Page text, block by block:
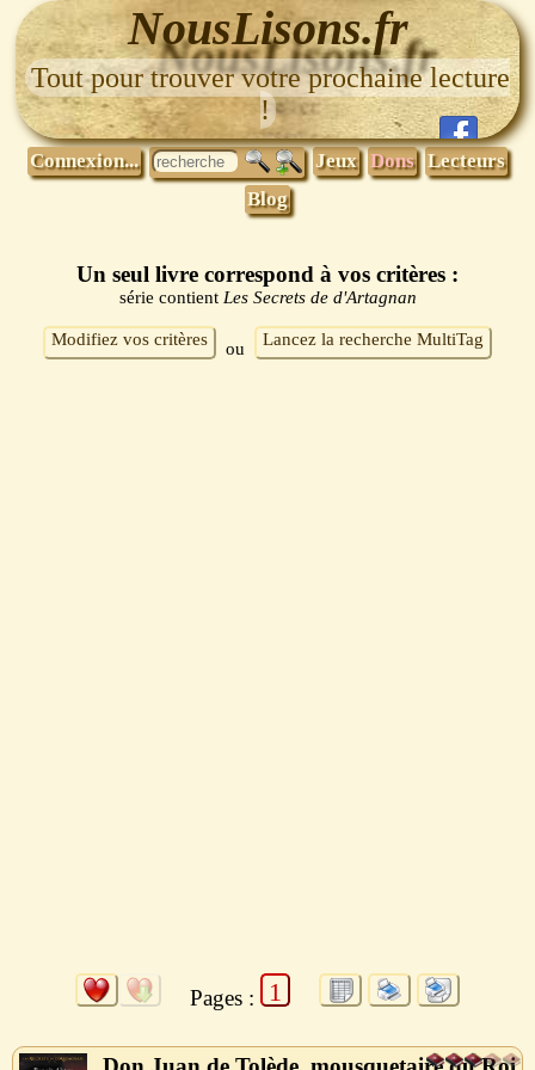
NousLisons.fr
Tout pour trouver votre prochaine lecture
!
Connexion... Jeux Dons Lecteurs
Blog
Un seul livre correspond à vos critères :
série contient Les Secrets de d'Artagnan
Modifiez vos critères ou Lancez la recherche MultiTag
Pages : 1